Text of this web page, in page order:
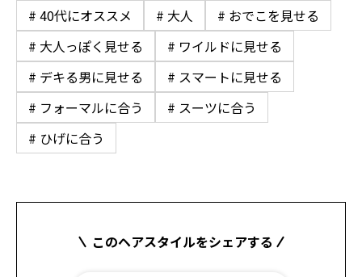
# 40代にオススメ
# 大人
# おでこを見せる
# 大人っぽく見せる
# ワイルドに見せる
# デキる男に見せる
# スマートに見せる
# フォーマルに合う
# スーツに合う
# ひげに合う
このヘアスタイルをシェアする